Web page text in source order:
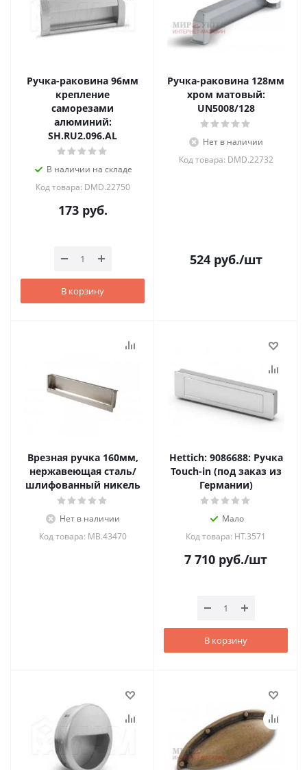
Ручка-раковина 96мм
крепление
саморезами
алюминий:
SH.RU2.096.AL
В наличии на складе
Код товара: DMD.22750
173руб.
В корзину
Ручка-раковина 128мм
хром матовый:
UN5008/128
Нет в наличии
Код товара: DMD.22732
524руб./шт
Врезная ручка 160мм,
нержавеющая сталь/
шлифованный никель
Нет в наличии
Код товара: MB.43470
Hettich: 9086688: Ручка
Touch-in (под заказ из
Германии)
Мало
Код товара: HT.3571
7 710 руб./шт
В корзину